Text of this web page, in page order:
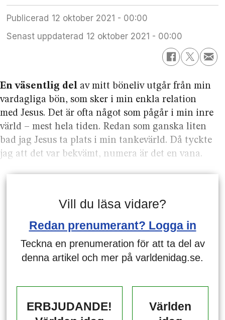
Publicerad
12 oktober 2021 - 00:00
Senast uppdaterad
12 oktober 2021 - 00:00
En väsentlig del av mitt böneliv utgår från min
vardagliga bön, som sker i min enkla relation
med Jesus. Det är ofta något som pågår i min inre
värld – mest hela tiden. Redan som ganska liten
bad jag Jesus ta plats i min tankevärld. Då tyckte
jag att det var bekvämt, numera är det en vana.
Vill du läsa vidare?
Redan prenumerant? Logga in
Teckna en prenumeration för att ta del av
denna artikel och mer på varldenidag.se.
ERBJUDANDE!
Världen